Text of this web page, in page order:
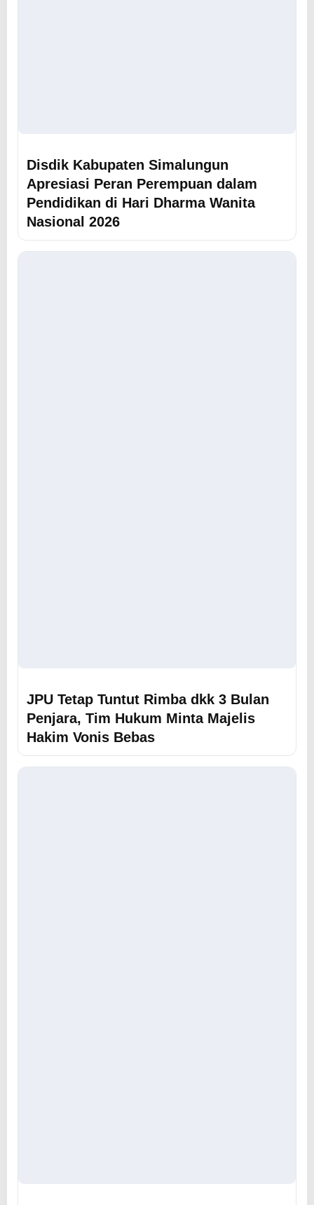
Disdik Kabupaten Simalungun
Apresiasi Peran Perempuan dalam
Pendidikan di Hari Dharma Wanita
Nasional 2026
JPU Tetap Tuntut Rimba dkk 3 Bulan
Penjara, Tim Hukum Minta Majelis
Hakim Vonis Bebas